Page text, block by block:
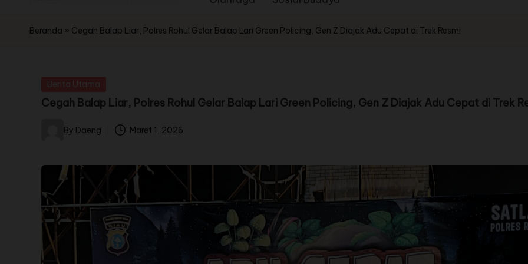
Beranda » Cegah Balap Liar, Polres Rohul Gelar Balap Lari Green Policing, Gen Z Diajak Adu Cepat di Trek Resmi
Cegah Balap Liar, Polres Rohul Gelar Balap Lari Green Policing, Gen Z Diajak Adu Cepat di Trek
By Daeng Maret 1, 2026